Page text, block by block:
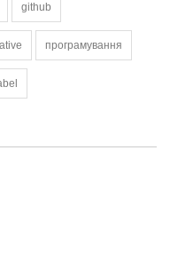
github
програмування